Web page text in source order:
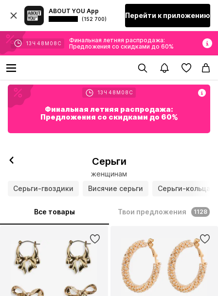
ABOUT YOU App
(152 700) Перейти к приложению
13 Ч 48 М 06 С
Финальная летняя распродажа:
Предложения со скидками до 60%
13 Ч 48 М 06 С
Финальная летняя распродажа:
Предложения со скидками до 60%
Серьги
женщинам
Серьги-гвоздики
Висячие серьги Серьги-кольца
Все товары Твои предложения 1128